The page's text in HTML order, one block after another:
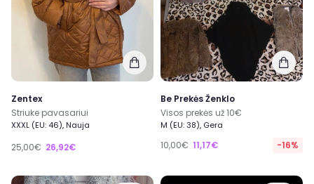
Zentex
Striuke pavasariui
XXXL (EU: 46), Nauja
25,00€ 26,92€
Be Prekės Ženklo
Visos prekės už 10€
M (EU: 38), Gera
10,00€ 11,17€ -16%